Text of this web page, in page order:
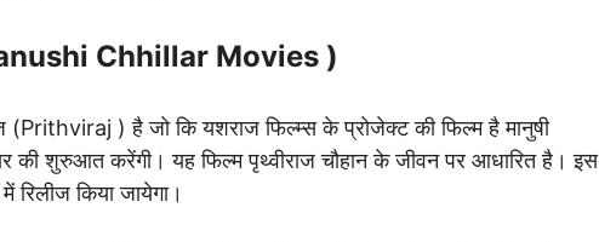
Chhillar Movies )
(Prithviraj ) है जो कि यशराज फिल्म्स के प्रोजेक्ट की फिल्म है मानुषी
की शुरुआत करेंगी। यह फिल्म पृथ्वीराज चौहान के जीवन पर आधारित है। इस
किया जायेगा।